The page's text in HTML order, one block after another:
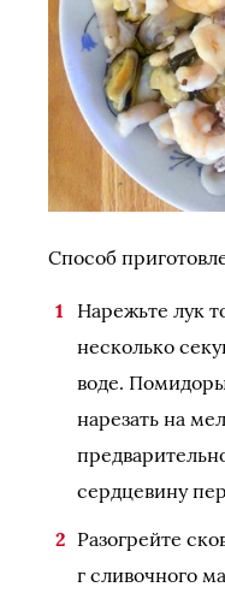
Способ
Нарежьте лук
несколько
воде.
нарезать на
сердцевину
Разогрейте
г сливочного